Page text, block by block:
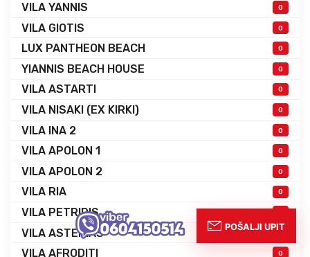
VILA YANNIS 0
VILA GIOTIS 0
LUX PANTHEON BEACH 0
YIANNIS BEACH HOUSE 0
VILA ASTARTI 0
VILA NISAKI (EX KIRKI) 0
VILA INA 2 0
VILA APOLON 1 0
VILA APOLON 2 0
VILA RIA 0
VILA PETRIDIS
VILA ASTERIAS
VILA AFRODITI 0